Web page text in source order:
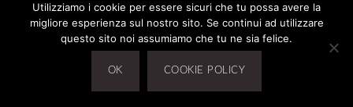
Acquista su Amazon
10
Utilizziamo i cookie per essere sicuri che tu possa avere la
migliore esperienza sul nostro sito. Se continui ad utilizzare
questo sito noi assumiamo che tu ne sia felice.
OK COOKIE POLICY